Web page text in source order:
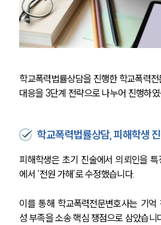
학교폭력법률상담을 진행한 학교폭력
대응을 3단계 전략으로 나누어 진행하
학교폭력법률상담, 피해학생
피해학생은 초기 진술에서 의뢰인을
에서 ‘전원 가해’로 수정했습니다.
이를 통해 학교폭력전문변호사는 기
성 부족을 소송 핵심 쟁점으로 삼았습니